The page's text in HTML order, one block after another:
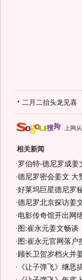
二月二抬头龙见喜
上网
相关新闻
·罗伯特-德尼罗成姜
·德尼罗密会姜文 大
·好莱坞巨星德尼罗
·德尼罗北京探访姜
·电影传奇馆开出网
· 图:崔永元姜文畅谈
· 图:崔永元官网落户
· 顾长卫贺岁档火并
· 《让子弹飞》继恶